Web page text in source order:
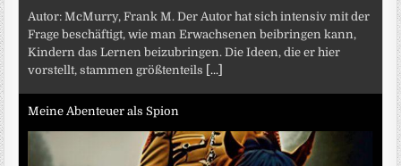
Autor: McMurry, Frank M. Der Autor hat sich intensiv mit der
Frage beschäftigt, wie man Erwachsenen beibringen kann,
Kindern das Lernen beizubringen. Die Ideen, die er hier
vorstellt, stammen größtenteils [...]
Meine Abenteuer als Spion